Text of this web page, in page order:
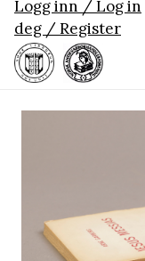
Logg inn / Log in
deg / Register